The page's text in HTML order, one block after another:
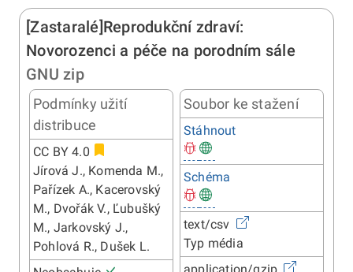
[Zastaralé]Reprodukční zdraví:
Novorozenci a péče na porodním sále
GNU zip
Podmínky užití
distribuce
CC BY 4.0
Jírová J., Komenda M.,
Pařízek A., Kacerovský
M., Dvořák V., Ľubušký
M., Jarkovský J.,
Pohlová R., Dušek L.
Soubor ke stažení
Stáhnout
Schéma
text/csv
Typ média
application/gzip